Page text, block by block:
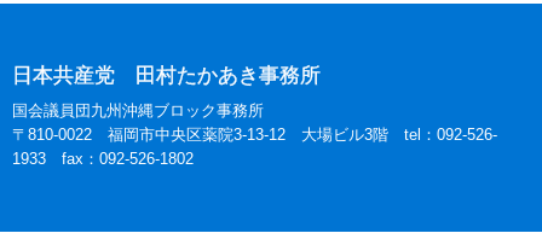
日本共産党 田村たかあき事務所
国会議員団九州沖縄ブロック事務所
〒810-0022 福岡市中央区薬院3-13-12 大場ビル3階 tel：092-526-
1933 fax：092-526-1802